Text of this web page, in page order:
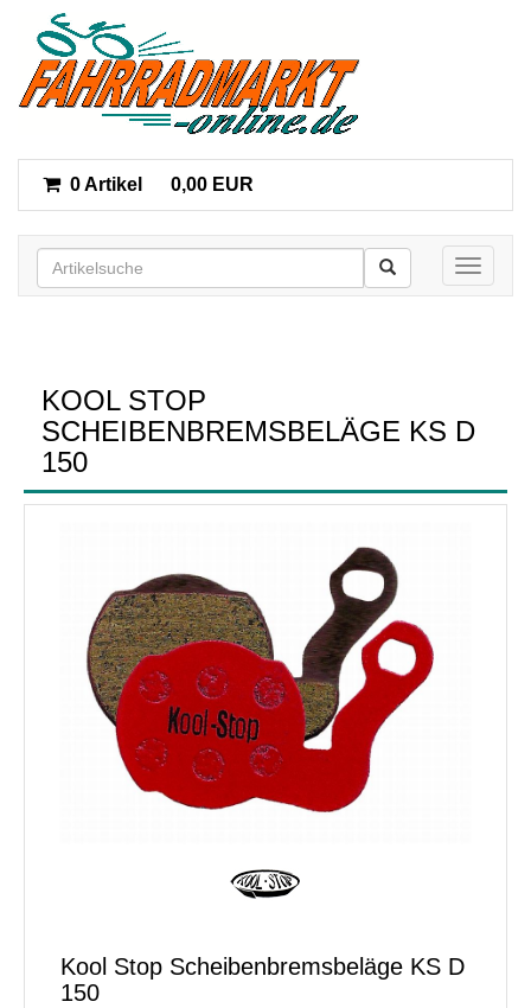
0 Artikel 0,00 EUR
Toggle
KOOL STOP
SCHEIBENBREMSBELÄGE KS D
150
Kool Stop Scheibenbremsbeläge KS D
150